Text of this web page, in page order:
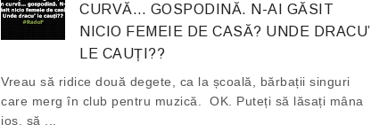
CURVĂ… GOSPODINĂ. N-AI GĂSIT
NICIO FEMEIE DE CASĂ? UNDE DRACU’
LE CAUȚI??
Vreau să ridice două degete, ca la școală, bărbații singuri
care merg în club pentru muzică. OK. Puteți să lăsați mâna
jos, să ...